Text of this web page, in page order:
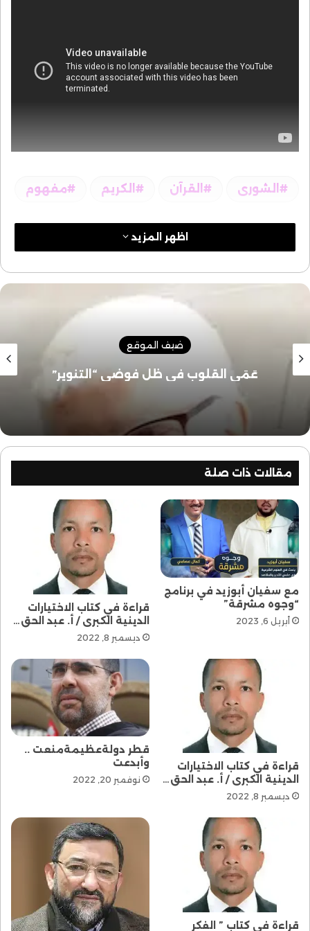
الشورى القرآن الكريم مفهوم
اظهر المزيد
ضيف الموقع
عَمَى القلوب في ظل فوضى “التنوير”
مقالات ذات صلة
مع سفيان أبوزيد في برنامج
“وجوه مشرقة”
أبريل 6, 2023
قراءة في كتاب الاختيارات
الدينية الكبرى / أ. عبد الحق…
ديسمبر 8, 2022
قراءة في كتاب الاختيارات
الدينية الكبرى / أ. عبد الحق…
ديسمبر 8, 2022
قطر دولةعظيمةمنعت ..
وأبدعت
نوفمبر 20, 2022
قراءة في كتاب ” الفكر